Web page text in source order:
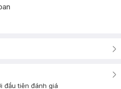
đầu tiên đánh giá